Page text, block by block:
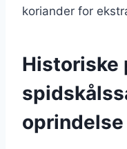
koriander for
Historiske
oprindelse